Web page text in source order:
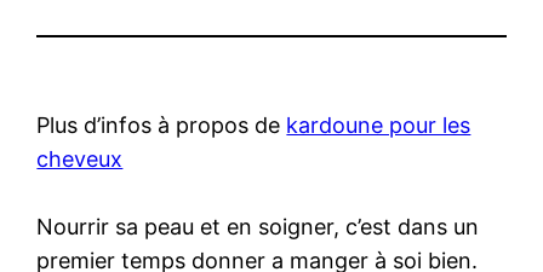
Plus d’infos à propos de kardoune pour les
cheveux
Nourrir sa peau et en soigner, c’est dans un
premier temps donner a manger à soi bien.